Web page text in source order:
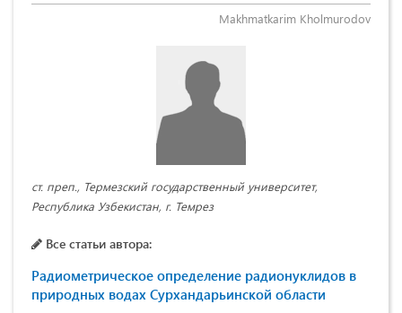
Makhmatkarim Kholmurodov
ст. преп., Термезский государственный университет,
Республика Узбекистан, г. Темрез
Все статьи автора:
Радиометрическое определение радионуклидов в
природных водах Сурхандарьинской области